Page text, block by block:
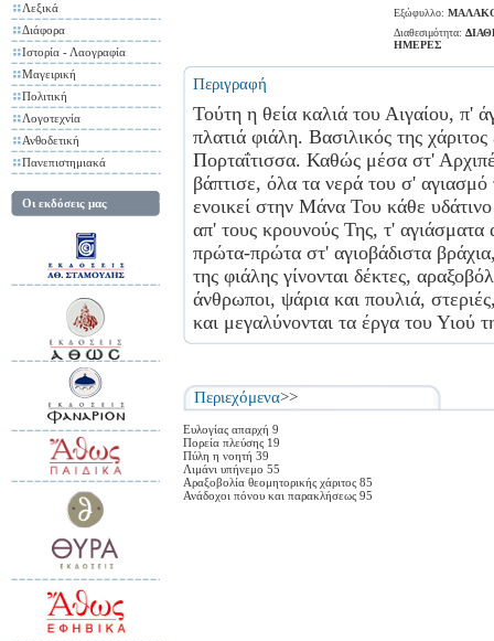
Λεξικά
Διάφορα
Ιστορία - Λαογραφία
Μαγειρική
Πολιτική
Λογοτεχνία
Ανθοδετική
Πανεπιστημιακά
Οι εκδόσεις μας
Εξώφυλλο:
Διαθεσιμότητα:
ΗΜΕΡΕΣ
Περιγραφή
Τούτη η θεία καλιά του Αιγαίου, π'
πλατιά φιάλη. Βασιλικός της
Πορταΐτισσα. Καθώς μέσα στ'
βάπτισε, όλα τα νερά του σ'
ενοικεί στην Μάνα Του κάθε
απ' τους κρουνούς Της, τ'
πρώτα-πρώτα στ' αγιοβάδιστα
της φιάλης γίνονται δέκτες,
άνθρωποι, ψά­ρια και πουλιά,
και μεγαλύνονται τα έργα του Υιού
Περιεχόμενα>>
Ευλογίας απαρχή 9
Πορεία πλεύσης 19
Πύλη η νοητή 39
Λιμάνι υπήνεμο 55
Αραξοβολία θεομητορικής χάριτος 85
Ανάδοχοι πόνου και παρακλήσεως 95